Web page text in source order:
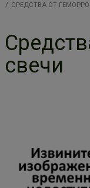
СРЕДСТВА ОТ
свечи